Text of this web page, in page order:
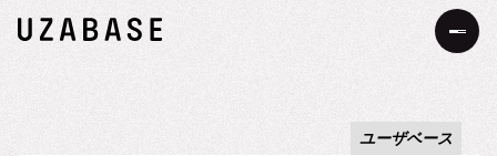
ユーザベース